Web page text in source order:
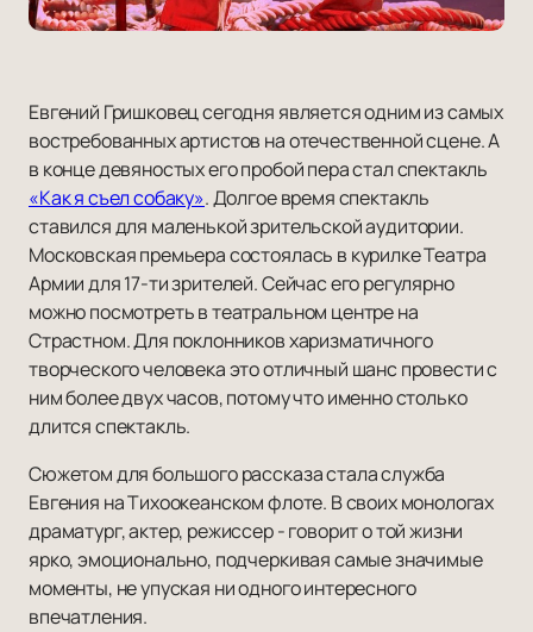
Евгений Гришковец сегодня является одним из самых
востребованных артистов на отечественной сцене. А
в конце девяностых его пробой пера стал спектакль
«Как я съел собаку». Долгое время спектакль
ставился для маленькой зрительской аудитории.
Московская премьера состоялась в курилке Театра
Армии для 17-ти зрителей. Сейчас его регулярно
можно посмотреть в театральном центре на
Страстном. Для поклонников харизматичного
творческого человека это отличный шанс провести с
ним более двух часов, потому что именно столько
длится спектакль.
Сюжетом для большого рассказа стала служба
Евгения на Тихоокеанском флоте. В своих монологах
драматург, актер, режиссер - говорит о той жизни
ярко, эмоционально, подчеркивая самые значимые
моменты, не упуская ни одного интересного
впечатления.